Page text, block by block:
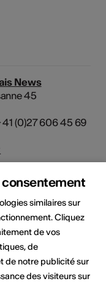
News
45
41 (0)27 606 45 69
/ concours
consentement
similaires sur
Cliquez
de vos
de
de notre publicité sur
des visiteurs sur